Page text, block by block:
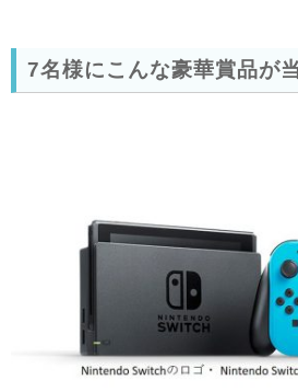
7名様にこんな豪華賞品が